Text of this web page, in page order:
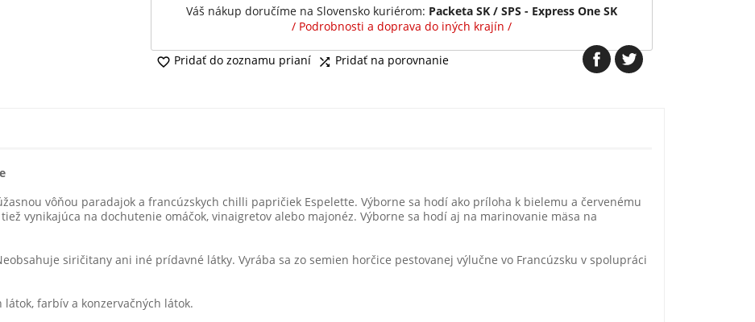
Váš nákup doručíme na Slovensko kuriérom: Packeta SK / SPS - Express One SK
/ Podrobnosti a doprava do iných krajín /
 Pridať do zoznamu prianí  Pridať na porovnanie
vôňou paradajok a francúzskych chilli papričiek Espelette. Výborne sa hodí ako príloha k bielemu a červenému
vynikajúca na dochutenie omáčok, vinaigretov alebo majonéz. Výborne sa hodí aj na marinovanie mäsa na
siričitany ani iné prídavné látky. Vyrába sa zo semien horčice pestovanej výlučne vo Francúzsku v spolupráci
farbív a konzervačných látok.